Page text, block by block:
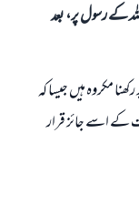
کے رسول پر، بعد
مكروہ ہيں جيسا كہ
كے اسے جائز قرار